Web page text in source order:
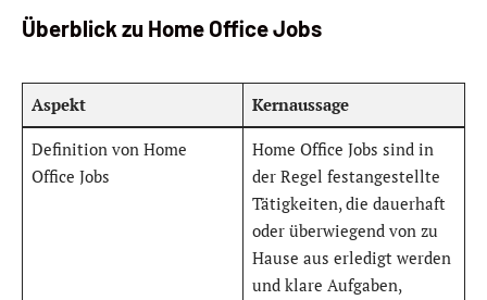
Überblick zu Home Office Jobs
Aspekt Kernaussage
Definition von Home
Office Jobs
Home Office Jobs sind in
der Regel festangestellte
Tätigkeiten, die dauerhaft
oder überwiegend von zu
Hause aus erledigt werden
und klare Aufgaben,